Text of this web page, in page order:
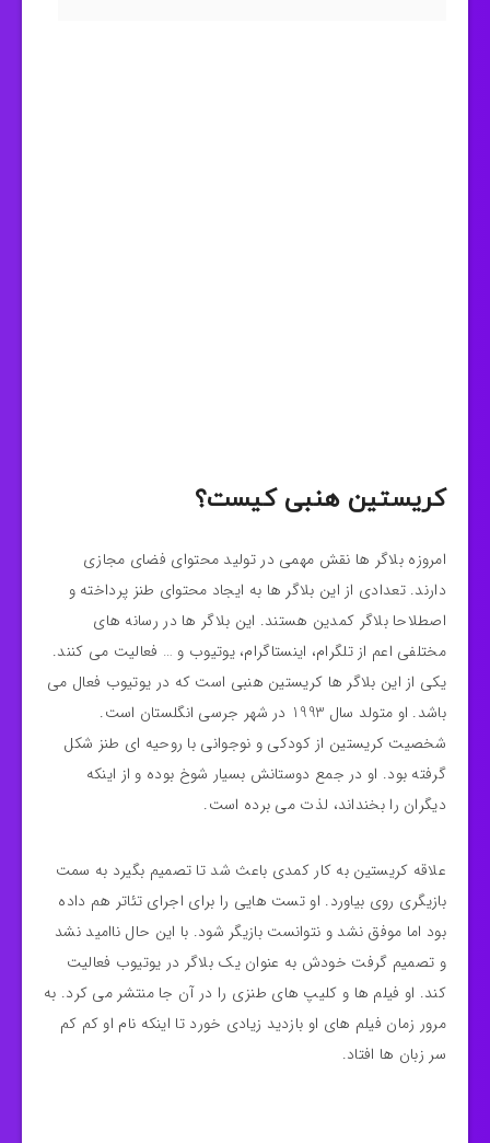
کریستین هنبی کیست؟
امروزه بلاگر ها نقش مهمی در تولید محتوای فضای مجازی
دارند. تعدادی از این بلاگر ها به ایجاد محتوای طنز پرداخته و
اصطلاحا بلاگر کمدین هستند. این بلاگر ها در رسانه های
مختلفی اعم از تلگرام، اینستاگرام، یوتیوب و … فعالیت می کنند.
یکی از این بلاگر ها کریستین هنبی است که در یوتیوب فعال می
باشد. او متولد سال 1993 در شهر جرسی انگلستان است.
شخصیت کریستین از کودکی و نوجوانی با روحیه ای طنز شکل
گرفته بود. او در جمع دوستانش بسیار شوخ بوده و از اینکه
دیگران را بخنداند، لذت می برده است.
علاقه کریستین به کار کمدی باعث شد تا تصمیم بگیرد به سمت
بازیگری روی بیاورد. او تست هایی را برای اجرای تئاتر هم داده
بود اما موفق نشد و نتوانست بازیگر شود. با این حال ناامید نشد
و تصمیم گرفت خودش به عنوان یک بلاگر در یوتیوب فعالیت
کند. او فیلم ها و کلیپ های طنزی را در آن جا منتشر می کرد. به
مرور زمان فیلم های او بازدید زیادی خورد تا اینکه نام او کم کم
سر زبان ها افتاد.